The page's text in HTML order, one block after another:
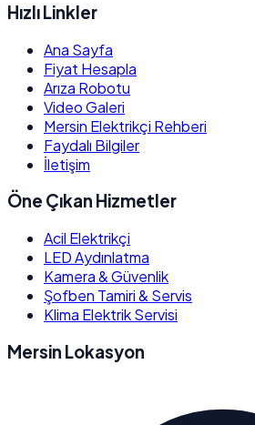
Hızlı Linkler
Ana Sayfa
Fiyat Hesapla
Arıza Robotu
Video Galeri
Mersin Elektrikçi Rehberi
Faydalı Bilgiler
İletişim
Öne Çıkan Hizmetler
Acil Elektrikçi
LED Aydınlatma
Kamera & Güvenlik
Şofben Tamiri & Servis
Klima Elektrik Servisi
Mersin Lokasyon